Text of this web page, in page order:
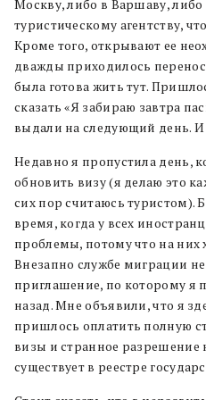
Москву, либо в Варшаву,
туристическому агентству,
Кроме того, открывают ее
дважды приходилось
была готова жить тут.
сказать «Я забираю завтра
выдали на следующий день. И
Недавно я пропустила день,
обновить визу (я делаю это
сих пор считаюсь туристом).
время, когда у всех
проблемы, потому что на них
Внезапно службе миграции
приглашение, по которому я
назад. Мне объявили, что я
пришлось оплатить полную
визы и странное разрешение
существует в реестре